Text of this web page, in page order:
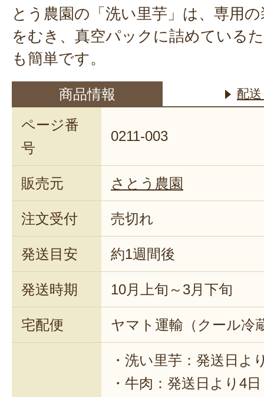
とう農園の「洗い里芋」は、専用
をむき、真空パックに詰めている
も簡単です。
商品情報 配
ページ番
号
0211-003
販売元 さとう農園
注文受付 売切れ
発送目安 約1週間後
発送時期 10月上旬～3月下旬
宅配便 ヤマト運輸（クール冷
・洗い里芋：発送日よ
・牛肉：発送日より4日